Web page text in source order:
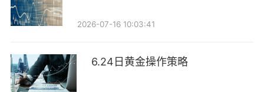
2026-07-16 10:03:41
6.24日黄金操作策略